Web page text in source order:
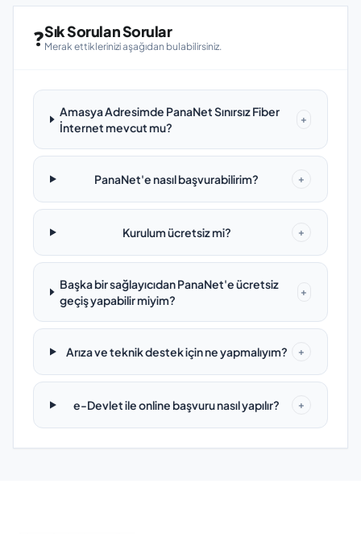
❓Sık Sorulan Sorular
Merak ettiklerinizi aşağıdan bulabilirsiniz.
Amasya Adresimde PanaNet Sınırsız Fiber
İnternet mevcut mu?
+
PanaNet'e nasıl başvurabilirim? +
Kurulum ücretsiz mi? +
Başka bir sağlayıcıdan PanaNet'e ücretsiz
geçiş yapabilir miyim?
+
Arıza ve teknik destek için ne yapmalıyım? +
e-Devlet ile online başvuru nasıl yapılır? +